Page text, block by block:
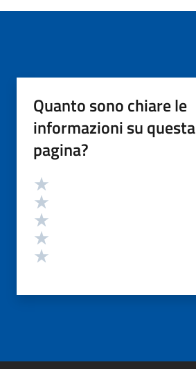
Quanto sono chiare le
informazioni su questa
pagina?
Valutazione